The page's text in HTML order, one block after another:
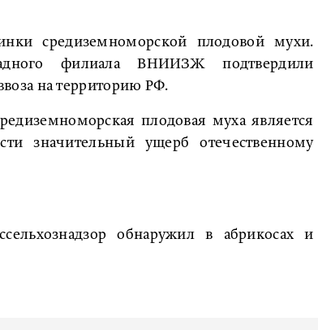
средиземноморской плодовой мухи.
филиала ВНИИЗЖ подтвердили
на территорию РФ.
плодовая муха является
значительный ущерб отечественному
обнаружил в абрикосах и